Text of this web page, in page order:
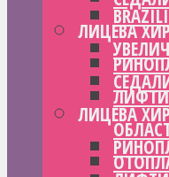
ЛИЦЕВА
ЛИЦЕВА